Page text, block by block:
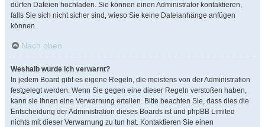
dürfen Dateien hochladen. Sie können einen Administrator kontaktieren,
falls Sie sich nicht sicher sind, wieso Sie keine Dateianhänge anfügen
können.
Nach oben
Weshalb wurde ich verwarnt?
In jedem Board gibt es eigene Regeln, die meistens von der Administration
festgelegt werden. Wenn Sie gegen eine dieser Regeln verstoßen haben,
kann sie Ihnen eine Verwarnung erteilen. Bitte beachten Sie, dass dies die
Entscheidung der Administration dieses Boards ist und phpBB Limited
nichts mit dieser Verwarnung zu tun hat. Kontaktieren Sie einen